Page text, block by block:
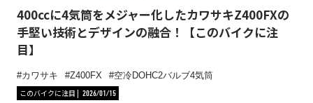
400ccに4気筒をメジャー化したカワサキZ400FXの
手堅い技術とデザインの融合！【このバイクに注
目】
カワサキ Z400FX
空冷DOHC2バルブ4気筒
このバイクに注目
2026/01/15